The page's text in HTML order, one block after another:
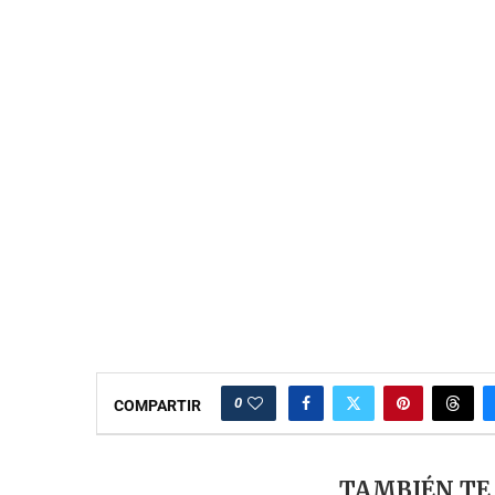
COMPARTIR 0